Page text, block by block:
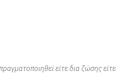
είτε δια ζώσης είτε